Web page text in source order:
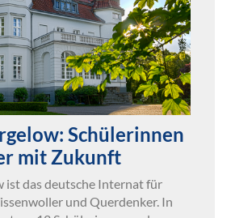
Schülerinnen
mit Zukunft
ist das deutsche Internat für
und Querdenker. In